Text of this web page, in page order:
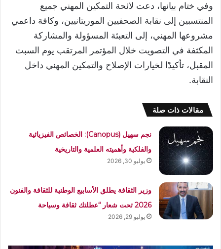
وفي ختام بيانها، دعت لائحة التمكين المهني جميع
المنتسبين إلى نقابة الصحفيين الموريتانيين، وكافة داعمي
مشروعها المهني، إلى التعبئة المسؤولة والمشاركة
المكثفة في التصويت خلال المؤتمر المرتقب يوم السبت
المقبل، تأكيدًا لخيارات الإصلاح والتمكين المهني داخل
النقابة.
مقالات ذات صلة
نجم سهيل (Canopus): الخصائص الفيزيائية
والفلكية وأهميته العلمية والتاريخية
يوليو 30, 2026
وزير الثقافة يطلق الأسابيع الوطنية للثقافة والفنون
2026 تحت شعار “عطلتك ثقافة وسياحة
يوليو 29, 2026